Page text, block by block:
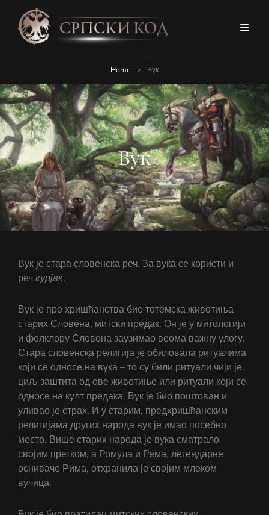
Home > Вук
Вук
Вук је стара словенска реч. За вука се користи и
реч курјак.
Вук је пре хришћанства био тотемска животиња
старих Словена, митски предак. Он је у митологији
и фолклору Словена заузимао веома важну улогу.
Стара словенска религија је обиловала ритуалима
који се односе на вука – то су били ритуали чији је
циљ заштита од ове животиње или ритуали који се
односе на култ предака. Вук је био поштован и
уливао је страх. И у старим, предхришћанским
религијама других народа вук је имао посебно
место. Више старих народа је вука сматрало
својим претком, а Ромула и Рема, легендарне
осниваче Рима, отхранила је својим млеком –
вучица.